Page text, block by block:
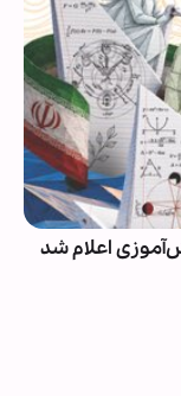
اعلام شد